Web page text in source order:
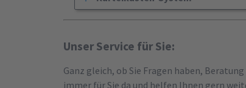
Unser Service für Sie:
Ganz gleich, ob Sie Fragen haben,
immer für Sie da und helfen Ihnen gern